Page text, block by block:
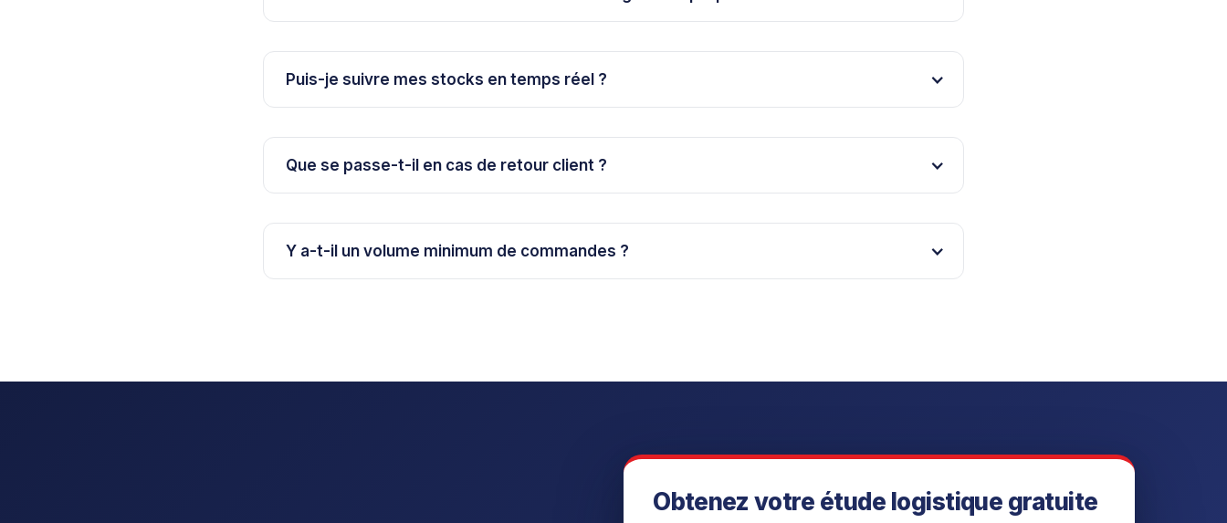
Puis-je suivre mes stocks en temps réel ?
Que se passe-t-il en cas de retour client ?
Y a-t-il un volume minimum de commandes ?
Obtenez votre étude logistique gratuite